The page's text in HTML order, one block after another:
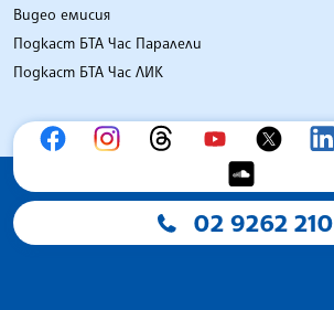
Видео емисия
Подкаст БТА Час Паралели
Подкаст БТА Час ЛИК
02 9262 210